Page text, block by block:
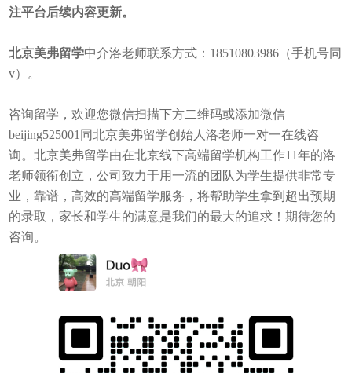
注平台后续内容更新。
北京美弗留学中介洛老师联系方式：18510803986（手机号同
v）。
咨询留学，欢迎您微信扫描下方二维码或添加微信
beijing525001同北京美弗留学创始人洛老师一对一在线咨
询。北京美弗留学由在北京线下高端留学机构工作11年的洛
老师领衔创立，公司致力于用一流的团队为学生提供非常专
业，靠谱，高效的高端留学服务，将帮助学生拿到超出预期
的录取，家长和学生的满意是我们的最大的追求！期待您的
咨询。